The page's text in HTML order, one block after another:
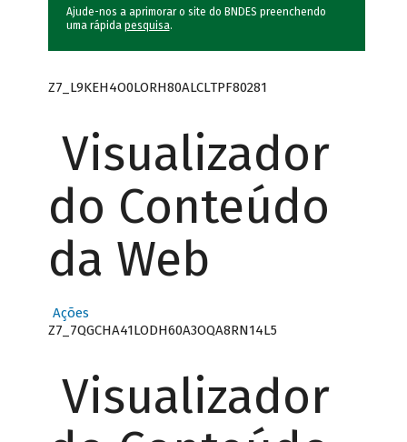
Ajude-nos a aprimorar o site do BNDES preenchendo
uma rápida pesquisa.
Z7_L9KEH4O0LORH80ALCLTPF80281
Visualizador
do Conteúdo
da Web
Ações
Z7_7QGCHA41LODH60A3OQA8RN14L5
Visualizador